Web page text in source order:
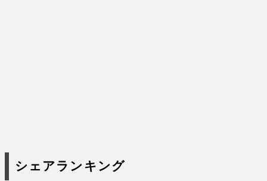
シェアランキング